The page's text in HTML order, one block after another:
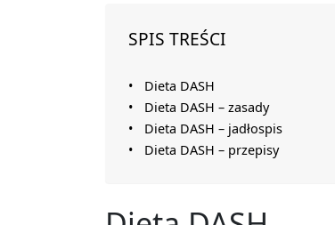
SPIS TREŚCI
Dieta DASH
Dieta DASH – zasady
Dieta DASH – jadłospis
Dieta DASH – przepisy